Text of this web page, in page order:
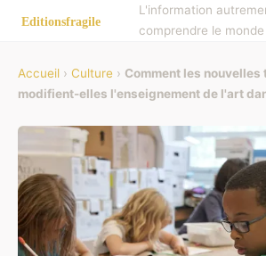
L'information
comprendre le
Accueil › Culture › Comment les nouvelles
modifient-elles l'enseignement de l'art